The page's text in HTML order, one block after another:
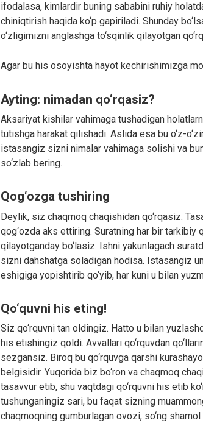
ifodalasa, kimlardir buning sababini ruhiy
chiniqtirish haqida ko‘p gapiriladi. Shunday
o‘zligimizni anglashga to‘sqinlik qilayotgan
Agar bu his osoyishta hayot kechirishimizga
Ayting: nimadan qo‘rqasiz?
Aksariyat kishilar vahimaga tushadigan
tutishga harakat qilishadi. Aslida esa bu o‘z-
istasangiz sizni nimalar vahimaga solishi va
so‘zlab bering.
Qog‘ozga tushiring
Deylik, siz chaqmoq chaqishidan qo‘rqasiz.
qog‘ozda aks ettiring. Suratning har bir tarkibiy
qilayotganday bo‘lasiz. Ishni yakunlagach
sizni dahshatga soladigan hodisa. Istasangiz
eshigiga yopishtirib qo‘yib, har kuni u bilan
Qo‘quvni his eting!
Siz qo‘rquvni tan oldingiz. Hatto u bilan
his etishingiz qoldi. Avvallari qo‘rquvdan
sezgansiz. Biroq bu qo‘rquvga qarshi
belgisidir. Yuqorida biz bo‘ron va chaqmoq
tasavvur etib, shu vaqtdagi qo‘rquvni his etib
tushunganingiz sari, bu faqat sizning
chaqmoqning gumburlagan ovozi, so‘ng